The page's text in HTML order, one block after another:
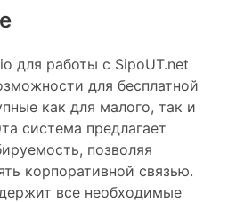
для работы с SipoUT.net
для бесплатной
как для малого, так и
система предлагает
позволяя
корпоративной связью.
все необходимые